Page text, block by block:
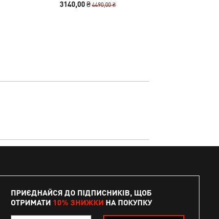
3140,00 ₴4490,00 ₴
ПРИЄДНАЙСЯ ДО ПІДПИСНИКІВ, ЩОБ
ОТРИМАТИ 10% ЗНИЖКИ НА ПОКУПКУ